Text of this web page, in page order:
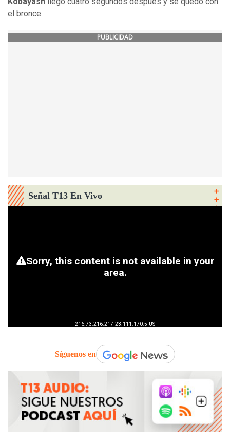
el bronce.
PUBLICIDAD
Señal T13 En Vivo
Síguenos en